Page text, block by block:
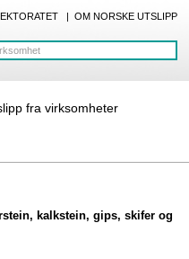
| OM NORSKE UTSLIPP
fra virksomheter
kalkstein, gips, skifer og